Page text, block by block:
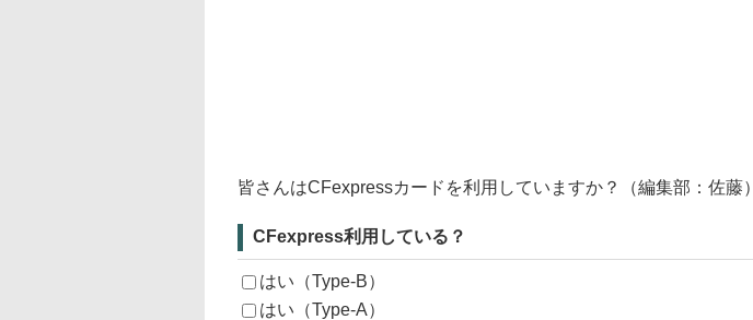
皆さんはCFexpressカードを利用していますか？（編集部：佐藤）
CFexpress利用している？
はい（Type-B）
はい（Type-A）